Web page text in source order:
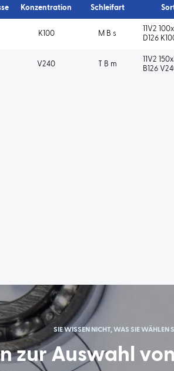
Konzentration Schleifart
K100 M B s
11V2
D126
V240 T B m
11V2
B126
SIE WISSEN NICHT, WAS SIE WÄHLEN
zur Auswahl